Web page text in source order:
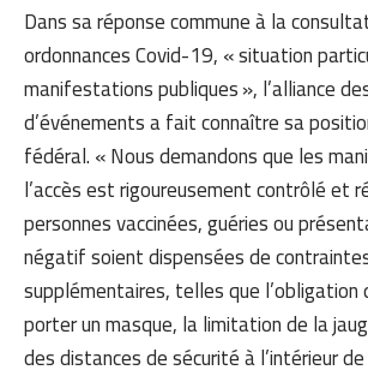
Dans sa réponse commune à la
ordonnances Covid-19, « situation
manifestations publiques », l’alliance
d’événements a fait connaître sa
fédéral. « Nous demandons que les
l’accès est rigoureusement contrôlé et
personnes vaccinées, guéries ou
négatif soient dispensées de
supplémentaires, telles que l’obligation
porter un masque, la limitation de la
des distances de sécurité à l’intérieur